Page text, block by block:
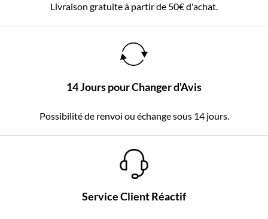
Livraison gratuite à partir de 50€ d'achat.
14 Jours pour Changer d'Avis
Possibilité de renvoi ou échange sous 14 jours.
Service Client Réactif